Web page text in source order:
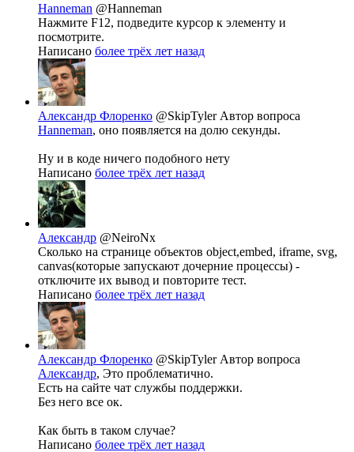
Hanneman @Hanneman
Нажмите F12, подведите курсор к элементу и
посмотрите.
Написано более трёх лет назад
Александр Флоренко @SkipTyler Автор вопроса
Hanneman, оно появляется на долю секунды.
Ну и в коде ничего подобного нету
Написано более трёх лет назад
Александр @NeiroNx
Сколько на странице объектов object,embed, iframe, svg,
canvas(которые запускают дочерние процессы) -
отключите их вывод и повторите тест.
Написано более трёх лет назад
Александр Флоренко @SkipTyler Автор вопроса
Александр, Это проблематично.
Есть на сайте чат службы поддержки.
Без него все ок.
Как быть в таком случае?
Написано более трёх лет назад